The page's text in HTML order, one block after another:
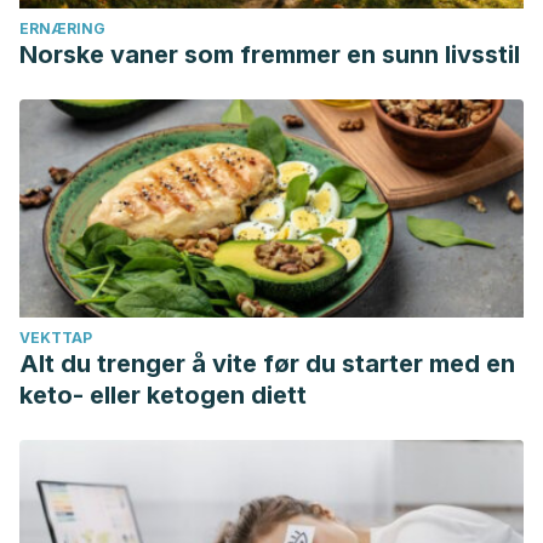
ERNÆRING
Norske vaner som fremmer en sunn livsstil
VEKTTAP
Alt du trenger å vite før du starter med en
keto- eller ketogen diett